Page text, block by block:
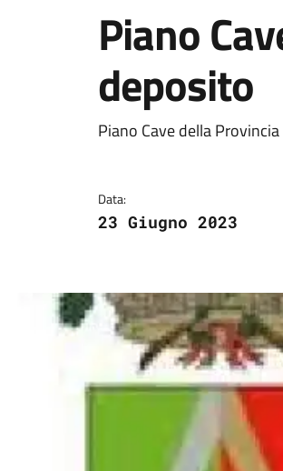
Piano
deposito
Dettagli
Piano Cave della
Data:
23 Giugno 2023